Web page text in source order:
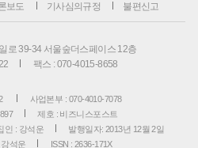
보도 기사심의규정 불편신고
로 39-34 서울숲더스페이스 12층
팩스 : 070-4015-8658
사업본부 : 070-4010-7078
제호 : 비즈니스포스트
인 : 강석운
발행일자: 2013년 12월 2일
석운
ISSN : 2636-171X